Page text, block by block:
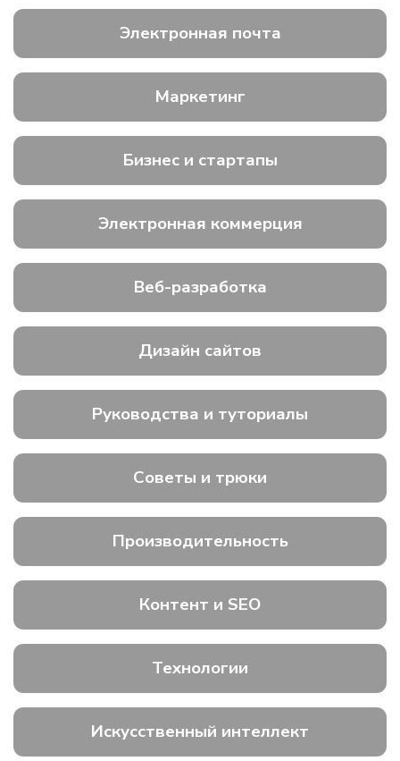
Электронная почта
Маркетинг
Бизнес и стартапы
Электронная коммерция
Веб-разработка
Дизайн сайтов
Руководства и туториалы
Советы и трюки
Производительность
Контент и SEO
Технологии
Искусственный интеллект